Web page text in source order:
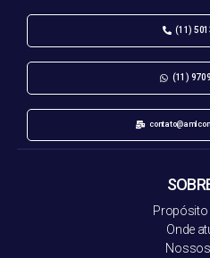
(11)
(11)
Propósito
Onde